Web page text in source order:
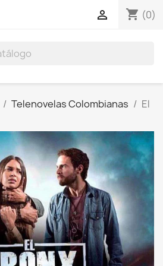
shopping_cart (0)

Telenovelas Colombianas
El